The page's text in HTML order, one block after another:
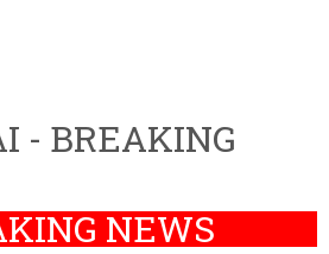
- BREAKING
NEWS